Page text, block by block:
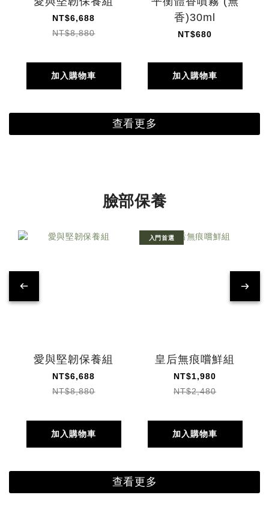
NT$6,688
NT$8,880
加入購物車
香)30ml
NT$680
加入購物車
查看更多
臉部保養
愛與堅韌保養組
NT$6,688
NT$8,880
加入購物車
入門首選
皇后無痕嚐鮮組
NT$1,980
NT$2,480
加入購物車
查看更多